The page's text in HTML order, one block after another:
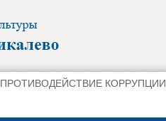
ПРОТИВОДЕЙСТВИЕ КОРРУПЦИИ